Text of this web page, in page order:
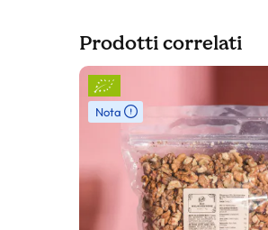
Prodotti correlati
Slider prodotto
Nota